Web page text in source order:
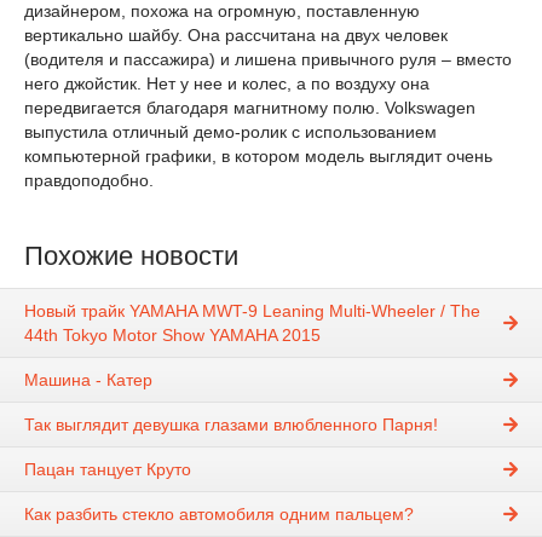
дизайнером, похожа на огромную, поставленную
вертикально шайбу. Она рассчитана на двух человек
(водителя и пассажира) и лишена привычного руля – вместо
него джойстик. Нет у нее и колес, а по воздуху она
передвигается благодаря магнитному полю. Volkswagen
выпустила отличный демо-ролик с использованием
компьютерной графики, в котором модель выглядит очень
правдоподобно.
Похожие новости
Новый трайк YAMAHA MWT-9 Leaning Multi-Wheeler / The
44th Tokyo Motor Show YAMAHA 2015
Машина - Катер
Так выглядит девушка глазами влюбленного Парня!
Пацан танцует Круто
Как разбить стекло автомобиля одним пальцем?